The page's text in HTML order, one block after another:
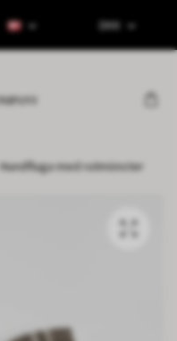
DKK
Hundfluga med rutmönster